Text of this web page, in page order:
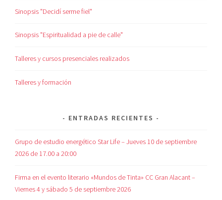
Sinopsis "Decidí serme fiel"
Sinopsis "Espiritualidad a pie de calle"
Talleres y cursos presenciales realizados
Talleres y formación
ENTRADAS RECIENTES
Grupo de estudio energético Star Life – Jueves 10 de septiembre
2026 de 17.00 a 20:00
Firma en el evento literario «Mundos de Tinta» CC Gran Alacant –
Viernes 4 y sábado 5 de septiembre 2026